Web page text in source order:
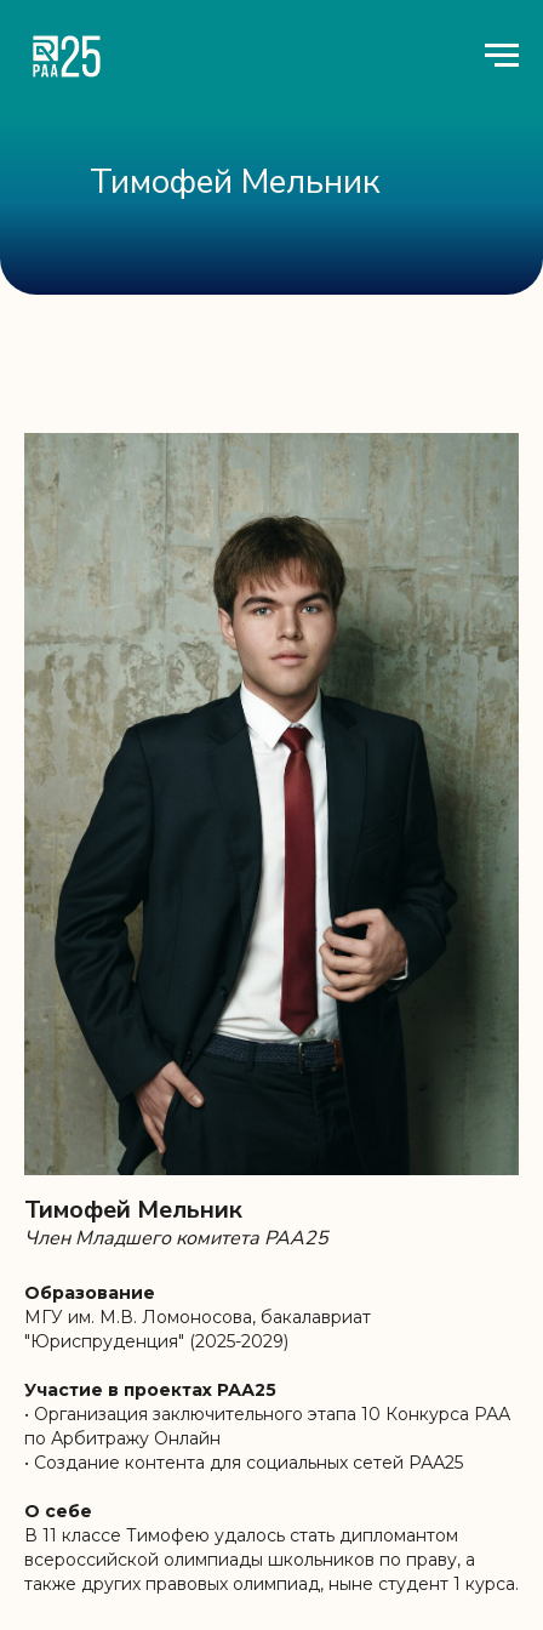
Тимофей Мельник
Тимофей Мельник
Член Младшего комитета РАА25
Образование
МГУ им. М.В. Ломоносова, бакалавриат
"Юриспруденция" (2025-2029)
Участие в проектах РАА25
• Организация заключительного этапа 10 Конкурса РАА
по Арбитражу Онлайн
• Создание контента для социальных сетей РАА25
О себе
В 11 классе Тимофею удалось стать дипломантом
всероссийской олимпиады школьников по праву, а
также других правовых олимпиад, ныне студент 1 курса.